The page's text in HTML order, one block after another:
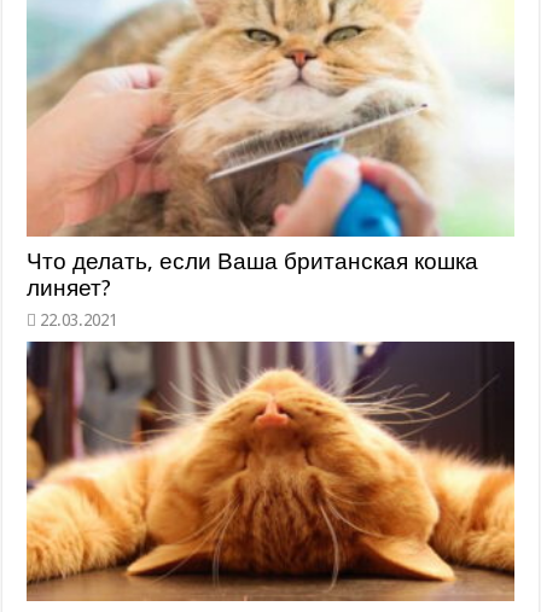
Что делать, если Ваша британская кошка
линяет?